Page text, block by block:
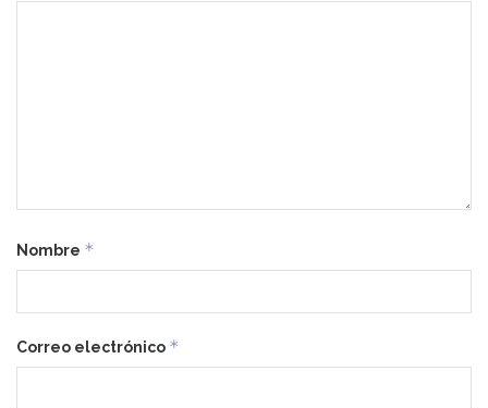
Nombre *
Correo electrónico *